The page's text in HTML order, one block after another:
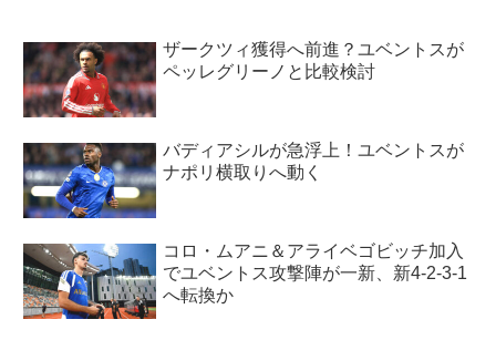
ザークツィ獲得へ前進？ユベントスが
ペッレグリーノと比較検討
バディアシルが急浮上！ユベントスが
ナポリ横取りへ動く
コロ・ムアニ＆アライベゴビッチ加入
でユベントス攻撃陣が一新、新4-2-3-1
へ転換か